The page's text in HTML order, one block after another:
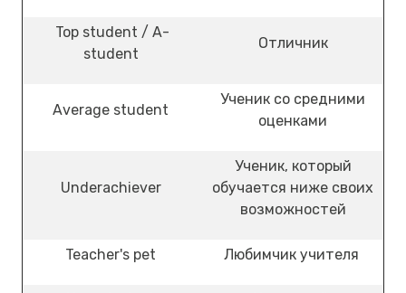
Top student / A-
student
Отличник
Average student
Ученик со средними
оценками
Underachiever
Ученик, который
обучается ниже своих
возможностей
Teacher's pet Любимчик учителя